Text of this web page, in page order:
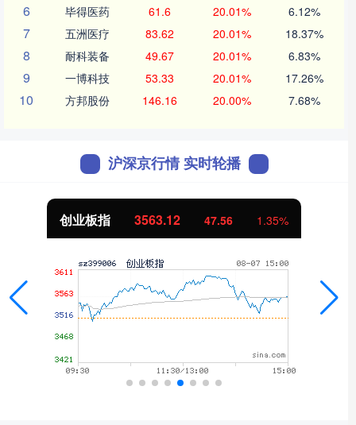
6 毕得医药 61.6 20.01% 6.12%
7 五洲医疗 83.62 20.01% 18.37%
8 耐科装备 49.67 20.01% 6.83%
9 一博科技 53.33 20.01% 17.26%
10 方邦股份 146.16 20.00% 7.68%
沪深京行情 实时轮播
创业板指 3563.12 47.56 1.35%